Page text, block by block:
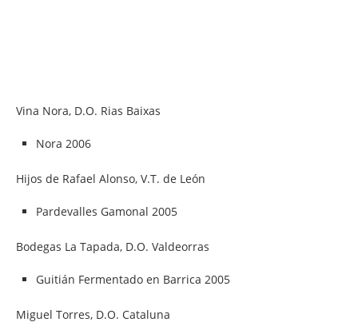
Vina Nora, D.O. Rias Baixas
Nora 2006
Hijos de Rafael Alonso, V.T. de León
Pardevalles Gamonal 2005
Bodegas La Tapada, D.O. Valdeorras
Guitián Fermentado en Barrica 2005
Miguel Torres, D.O. Cataluna